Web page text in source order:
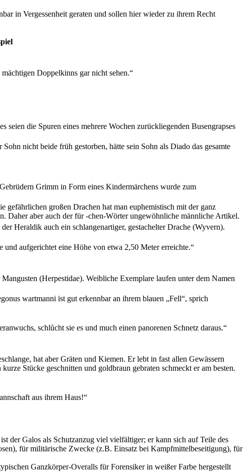
in Vergessenheit geraten und sollen hier wieder zu ihrem Recht
Doppelkinns gar nicht sehen.“
die Spuren eines mehrere Wochen zurückliegenden Busengrapses
nicht beide früh gestorben, hätte sein Sohn als Diado das gesamte
Grimm in Form eines Kindermärchens wurde zum
gefährlichen großen Drachen hat man euphemistisch mit der ganz
Daher aber auch der für -chen-Wörter ungewöhnliche männliche Artikel.
Heraldik auch ein schlangenartiger, gestachelter Drache (Wyvern).
und aufgerichtet eine Höhe von etwa 2,50 Meter erreichte.“
(Herpestidae). Weibliche Exemplare laufen unter dem Namen
wartmanni ist gut erkennbar an ihrem blauen „Fell“, sprich
schlůcht sie es und much einen panorenen Schnetz daraus.“
hat aber Gräten und Kiemen. Er lebt in fast allen Gewässern
Stücke geschnitten und goldbraun gebraten schmeckt er am besten.
aus ihrem Haus!“
der Galos als Schutzanzug viel vielfältiger; er kann sich auf Teile des
für militärische Zwecke (z.B. Einsatz bei Kampfmittelbeseitigung), für
Ganzkörper-Overalls für Forensiker in weißer Farbe hergestellt